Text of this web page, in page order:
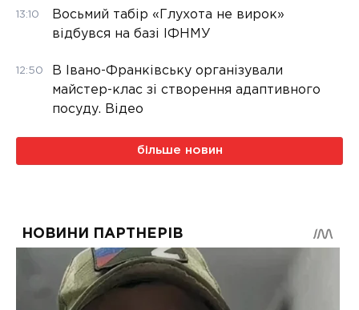
13:10
Восьмий табір «Глухота не вирок»
відбувся на базі ІФНМУ
12:50
В Івано-Франківську організували
майстер-клас зі створення адаптивного
посуду. Відео
більше новин